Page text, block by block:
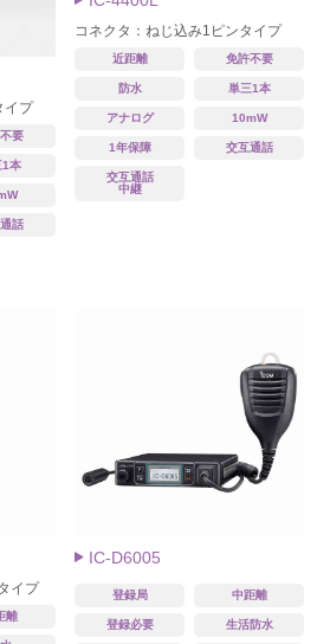
イプ
要
1本
話
コネクタ：ねじ込み1ピンタイプ
近距離 免許不要
防水 単三1本
アナログ 10mW
1年保障 交互通話
交互通話
中継
イプ
離
IC-D6005
登録局 中距離
登録必要 生活防水